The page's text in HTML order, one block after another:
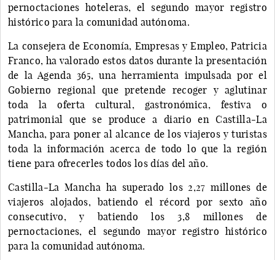
pernoctaciones hoteleras, el segundo mayor registro
histórico para la comunidad autónoma.
La consejera de Economía, Empresas y Empleo, Patricia
Franco, ha valorado estos datos durante la presentación
de la Agenda 365, una herramienta impulsada por el
Gobierno regional que pretende recoger y aglutinar
toda la oferta cultural, gastronómica, festiva o
patrimonial que se produce a diario en Castilla-La
Mancha, para poner al alcance de los viajeros y turistas
toda la información acerca de todo lo que la región
tiene para ofrecerles todos los días del año.
Castilla-La Mancha ha superado los 2,27 millones de
viajeros alojados, batiendo el récord por sexto año
consecutivo, y batiendo los 3,8 millones de
pernoctaciones, el segundo mayor registro histórico
para la comunidad autónoma.